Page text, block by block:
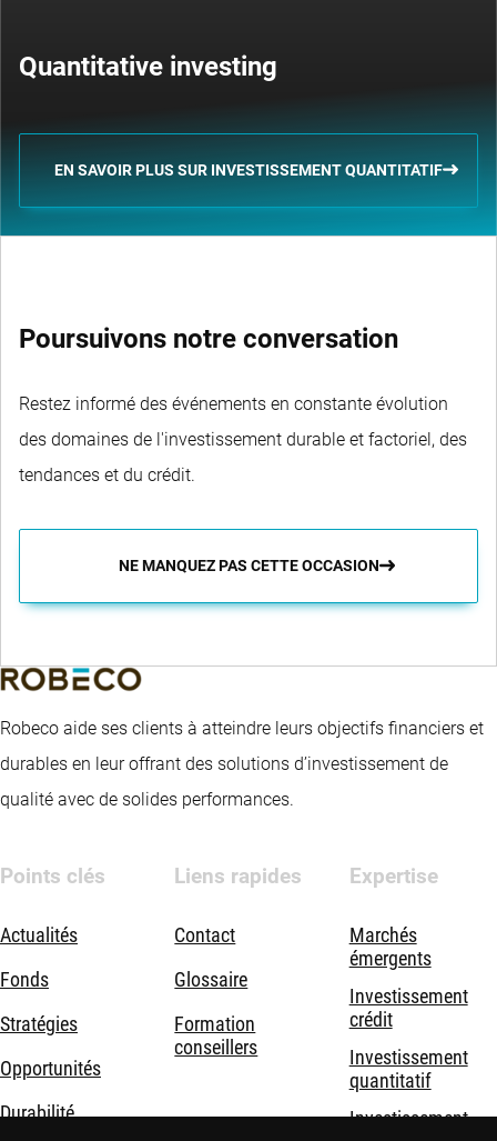
Quantitative investing
EN SAVOIR PLUS SUR INVESTISSEMENT QUANTITATIF
Poursuivons notre conversation
Restez informé des événements en constante évolution
des domaines de l'investissement durable et factoriel, des
tendances et du crédit.
NE MANQUEZ PAS CETTE OCCASION
Robeco aide ses clients à atteindre leurs objectifs financiers et
durables en leur offrant des solutions d’investissement de
qualité avec de solides performances.
Points clés
Actualités
Fonds
Stratégies
Opportunités
Durabilité
Liens rapides
Contact
Glossaire
Formation
conseillers
Expertise
Marchés
émergents
Investissement
crédit
Investissement
quantitatif
Investissement